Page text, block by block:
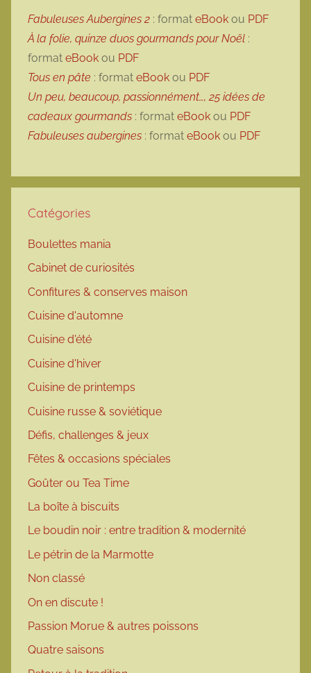
Fabuleuses Aubergines 2 : format eBook ou PDF
À la folie, quinze duos gourmands pour Noël :
format eBook ou PDF
Tous en pâte : format eBook ou PDF
Un peu, beaucoup, passionnément…, 25 idées de
cadeaux gourmands : format eBook ou PDF
Fabuleuses aubergines : format eBook ou PDF
Catégories
Boulettes mania
Cabinet de curiosités
Confitures & conserves maison
Cuisine d'automne
Cuisine d'été
Cuisine d'hiver
Cuisine de printemps
Cuisine russe & soviétique
Défis, challenges & jeux
Fêtes & occasions spéciales
Goûter ou Tea Time
La boîte à biscuits
Le boudin noir : entre tradition & modernité
Le pétrin de la Marmotte
Non classé
On en discute !
Passion Morue & autres poissons
Quatre saisons